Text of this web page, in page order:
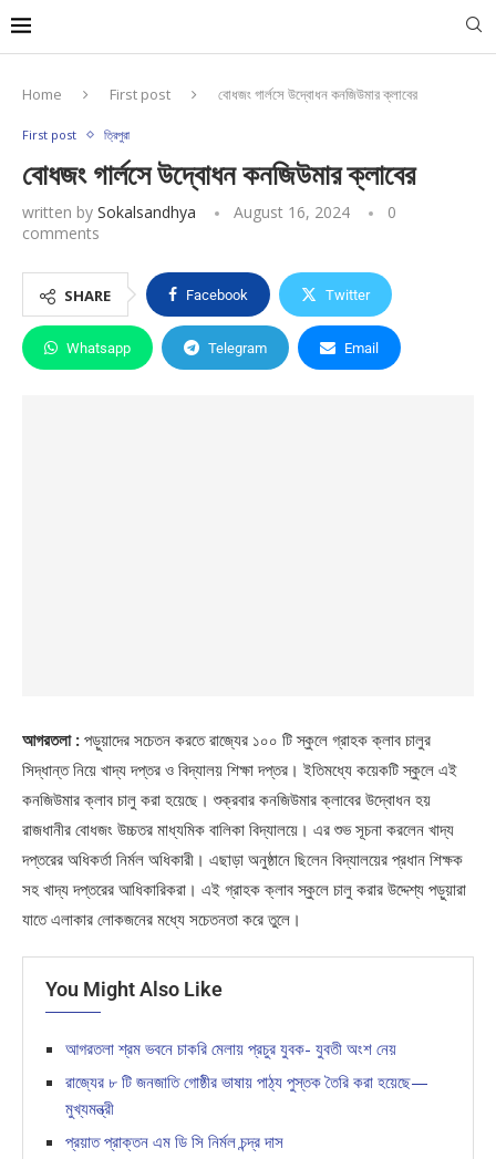
Home First post বোধজং গার্লসে উদ্বোধন কনজিউমার ক্লাবের
First post ত্রিপুরা
বোধজং গার্লসে উদ্বোধন কনজিউমার ক্লাবের
written by Sokalsandhya August 16, 2024
0
comments
SHARE Facebook Twitter
Whatsapp Telegram Email
আগরতলা : পড়ুয়াদের সচেতন করতে রাজ্যের ১০০ টি স্কুলে গ্রাহক ক্লাব চালুর
সিদ্ধান্ত নিয়ে খাদ্য দপ্তর ও বিদ্যালয় শিক্ষা দপ্তর। ইতিমধ্যে কয়েকটি স্কুলে এই
কনজিউমার ক্লাব চালু করা হয়েছে। শুক্রবার কনজিউমার ক্লাবের উদ্বোধন হয়
রাজধানীর বোধজং উচ্চতর মাধ্যমিক বালিকা বিদ্যালয়ে। এর শুভ সূচনা করলেন খাদ্য
দপ্তরের অধিকর্তা নির্মল অধিকারী। এছাড়া অনুষ্ঠানে ছিলেন বিদ্যালয়ের প্রধান শিক্ষক
সহ খাদ্য দপ্তরের আধিকারিকরা। এই গ্রাহক ক্লাব স্কুলে চালু করার উদ্দেশ্য পড়ুয়ারা
যাতে এলাকার লোকজনের মধ্যে সচেতনতা করে তুলে।
You Might Also Like
আগরতলা শ্রম ভবনে চাকরি মেলায় প্রচুর যুবক- যুবতী অংশ নেয়
রাজ্যের ৮ টি জনজাতি গোষ্ঠীর ভাষায় পাঠ্য পুস্তক তৈরি করা হয়েছে—
মুখ্যমন্ত্রী
প্রয়াত প্রাক্তন এম ডি সি নির্মল চন্দ্র দাস